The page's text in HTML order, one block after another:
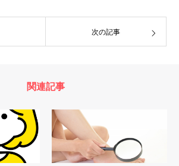
次の記事
関連記事